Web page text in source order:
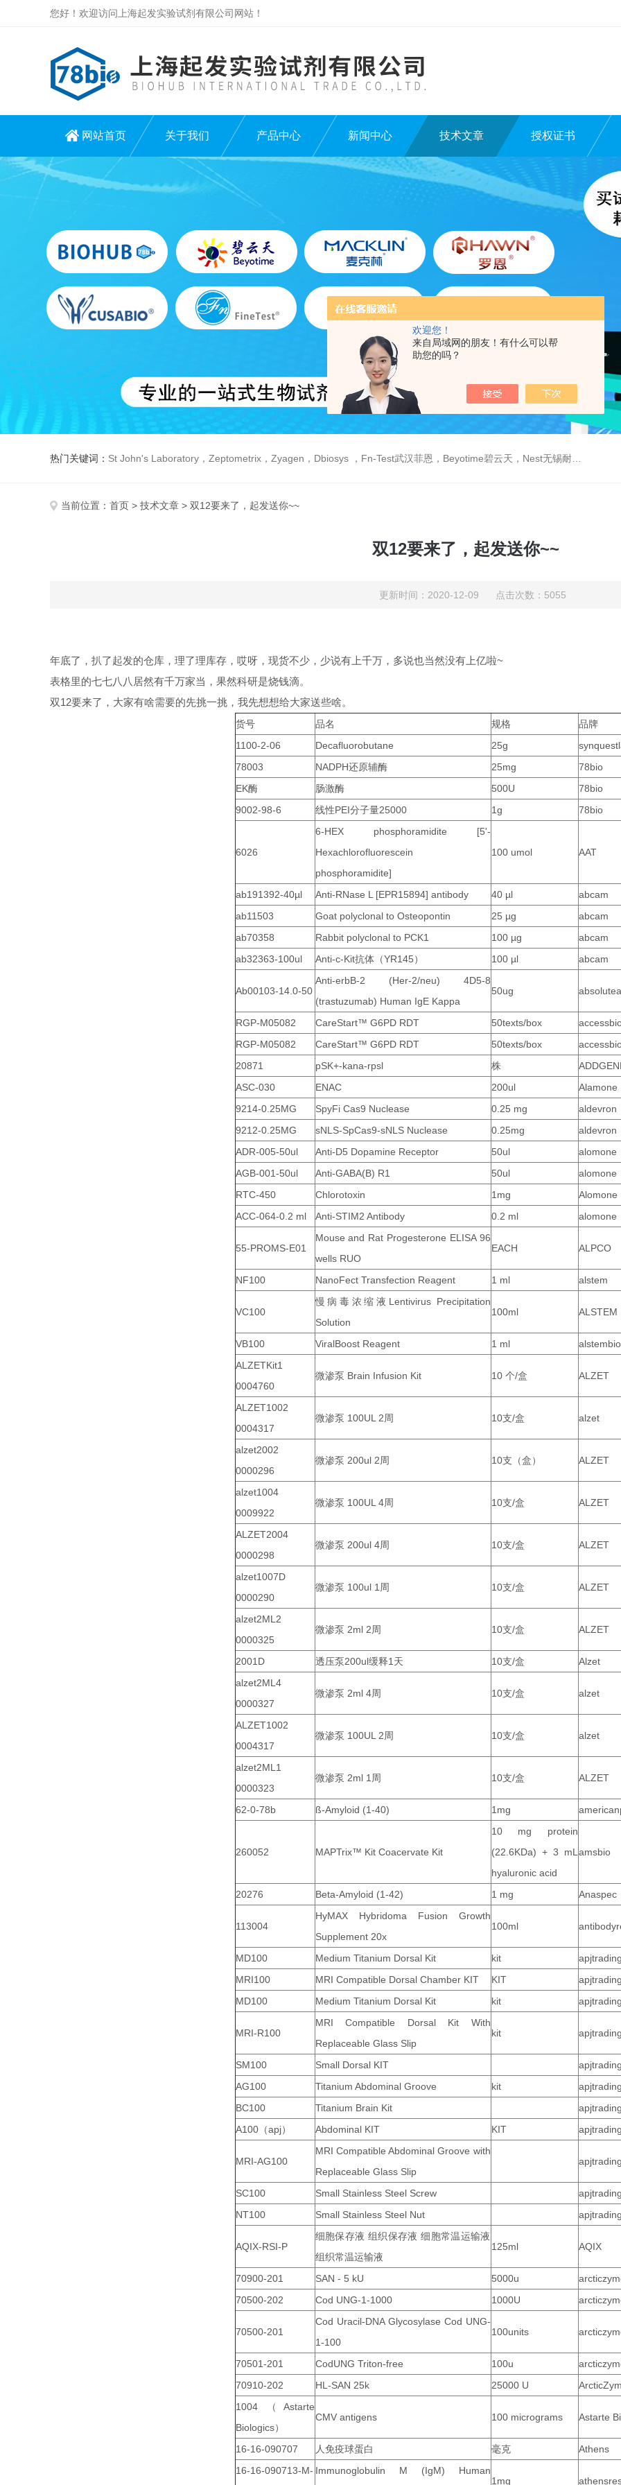
欢迎您！
来自局域网的朋友！有什么可以帮
助您的吗？
您好！欢迎访问上海起发实验试剂有限公司网站！
网站首页 关于我们 产品中心 新闻中心 技术文章 授权证书
热门关键词： St John's Laboratory，Zeptometrix，Zyagen，Dbiosys ，Fn-Test武汉菲恩，Beyotime碧云天，Nest无锡耐思，Elabscience伊莱瑞特，Macklin麦克林生物，Cobioer科佰生物
当前位置： 首页 > 技术文章 > 双12要来了，起发送你~~
双12要来了，起发送你~~
更新时间：2020-12-09 点击次数：5055
年底了，扒了起发的仓库，理了理库存，哎呀，现货不少，少说有上千万，多说也当然没有上亿啦~
表格里的七七八八居然有千万家当，果然科研是烧钱滴。
双12要来了，大家有啥需要的先挑一挑，我先想想给大家送些啥。
货号 品名 规格
品牌
1100-2-06
Decafluorobutane 25g
78003
NADPH还原辅酶 25mg
78bio
EK酶
肠激酶 500U
78bio
9002-98-6
线性PEI分子量25000 1g 78bio
6026
6-HEX phosphoramidite [5'-
Hexachlorofluorescein
phosphoramidite]
100 umol AAT
ab191392-40µl Anti-RNase L [EPR15894] antibody 40 µl
abcam
ab11503
Goat polyclonal to Osteopontin 25 µg
abcam
ab70358
Rabbit polyclonal to PCK1 100 µg
abcam
ab32363-100ul
Anti-c-Kit抗体（YR145） 100 µl abcam
Ab00103-14.0-50
Anti-erbB-2 (Her-2/neu) 4D5-8
(trastuzumab) Human IgE Kappa
50ug
RGP-M05082 CareStart™ G6PD RDT 50texts/box
RGP-M05082
CareStart™ G6PD RDT 50texts/box
20871
pSK+-kana-rpsl 株
ASC-030
ENAC 200ul
Alamone
9214-0.25MG
SpyFi Cas9 Nuclease 0.25 mg
aldevron
9212-0.25MG
sNLS-SpCas9-sNLS Nuclease 0.25mg
aldevron
ADR-005-50ul
Anti-D5 Dopamine Receptor 50ul
alomone
AGB-001-50ul
Anti-GABA(B) R1 50ul
alomone
RTC-450
Chlorotoxin 1mg
Alomone
ACC-064-0.2 ml
Anti-STIM2 Antibody 0.2 ml alomone
55-PROMS-E01
Mouse and Rat Progesterone ELISA 96
wells RUO
EACH ALPCO
NF100 NanoFect Transfection Reagent 1 ml alstem
VC100
慢病毒浓缩液Lentivirus Precipitation
Solution
100ml ALSTEM
VB100 ViralBoost Reagent 1 ml
alstembio
ALZETKit1
0004760
微渗泵 Brain Infusion Kit 10 个/盒 ALZET
ALZET1002
0004317
微渗泵 100UL 2周 10支/盒 alzet
alzet2002
0000296
微渗泵 200ul 2周 10支（盒） ALZET
alzet1004
0009922
微渗泵 100UL 4周 10支/盒 ALZET
ALZET2004
0000298
微渗泵 200ul 4周 10支/盒 ALZET
alzet1007D
0000290
微渗泵 100ul 1周 10支/盒 ALZET
alzet2ML2
0000325
微渗泵 2ml 2周 10支/盒 ALZET
2001D 透压泵200ul缓释1天 10支/盒
Alzet
alzet2ML4
0000327
微渗泵 2ml 4周 10支/盒 alzet
ALZET1002
0004317
微渗泵 100UL 2周 10支/盒 alzet
alzet2ML1
0000323
微渗泵 2ml 1周 10支/盒 ALZET
62-0-78b ß-Amyloid (1-40) 1mg
260052 MAPTrix™ Kit Coacervate Kit
10 mg protein
(22.6KDa) + 3 mL
hyaluronic acid
amsbio
20276 Beta-Amyloid (1-42) 1 mg Anaspec
113004
HyMAX Hybridoma Fusion Growth
Supplement 20x
100ml
MD100 Medium Titanium Dorsal Kit kit
MRI100
MRI Compatible Dorsal Chamber KIT KIT
MD100
Medium Titanium Dorsal Kit kit
MRI-R100
MRI Compatible Dorsal Kit With
Replaceable Glass Slip
kit
SM100 Small Dorsal KIT
AG100
Titanium Abdominal Groove kit
BC100
Titanium Brain Kit
A100（apj）
Abdominal KIT KIT
MRI-AG100
MRI Compatible Abdominal Groove with
Replaceable Glass Slip
SC100 Small Stainless Steel Screw
NT100
Small Stainless Steel Nut
AQIX-RSI-P
细胞保存液 组织保存液 细胞常温运输液
组织常温运输液
125ml AQIX
70900-201 SAN - 5 kU 5000u
70500-202
Cod UNG-1-1000 1000U
70500-201
Cod Uracil-DNA Glycosylase Cod UNG-
1-100
100units
70501-201 CodUNG Triton-free 100u
70910-202
HL-SAN 25k 25000 U
1004 （Astarte
Biologics）
CMV antigens 100 micrograms Astarte
16-16-090707 人免疫球蛋白 毫克
Athens
16-16-090713-M- Immunoglobulin M (IgM) Human
1mg